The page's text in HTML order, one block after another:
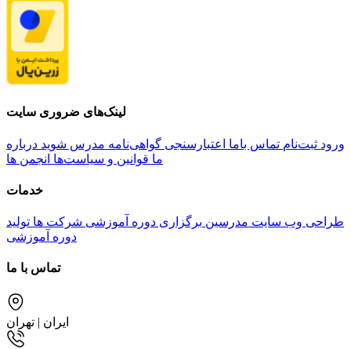
لینک‌های ضروری سایت
ورود ثبت‌نام تماس باما اعتبارسنجی گواهی‌نامه مدرس شوید درباره
ما قوانین و سیاست‌ها انجمن ها
خدمات
طراحی وب سایت مدرسین برگزاری دوره آموزشی شرکت ها تولید
دوره آموزشی
تماس با ما
ایران | تهران